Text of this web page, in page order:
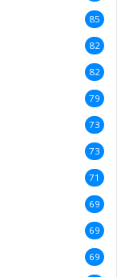
85
82
82
79
73
73
71
69
69
69